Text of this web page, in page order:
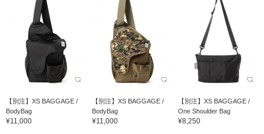
【別注】XS BAGGAGE /
BodyBag
¥11,000
【別注】XS BAGGAGE /
BodyBag
¥11,000
【別注】XS BAGGAGE /
One Shoulder Bag
¥8,250